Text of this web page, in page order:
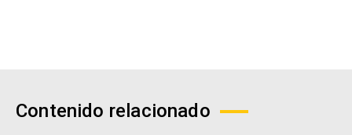
Contenido relacionado